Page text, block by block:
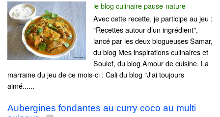
le blog culinaire pause-nature
Avec cette recette, je participe au jeu :
"Recettes autour d’un ingrédient",
lancé par les deux blogueuses Samar,
du blog Mes inspirations culinaires et
Soulef, du blog Amour de cuisine. La
marraine du jeu de ce mois-ci : Cali du blog "J'ai toujours
aimé......
Aubergines fondantes au curry coco au multi